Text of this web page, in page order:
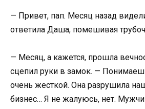
— Привет, пап. Месяц назад
ответила Даша, помешивая
— Месяц, а кажется, прошла
сцепил руки в замок. —
очень жесткой. Она разрушила
бизнес… Я не жалуюсь, нет.